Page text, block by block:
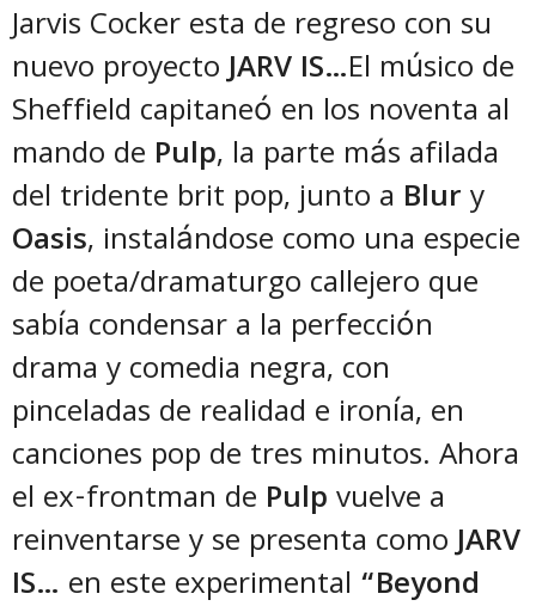
Jarvis Cocker esta de regreso con su
nuevo proyectoJARV IS…El músico de
Sheffield capitaneó en los noventa al
mando de Pulp, la parte más afilada
del tridente brit pop, junto a Blury
Oasis, instalándose como una especie
de poeta/dramaturgo callejero que
sabía condensar a la perfección
drama y comedia negra, con
pinceladas de realidad e ironía, en
canciones pop de tres minutos. Ahora
el ex-frontman de Pulpvuelve a
reinventarse y se presenta comoJARV
IS… en este experimental “Beyond